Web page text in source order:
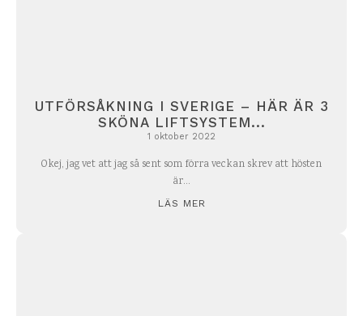
UTFÖRSÅKNING I SVERIGE – HÄR ÄR 3
SKÖNA LIFTSYSTEM...
1 oktober 2022
Okej, jag vet att jag så sent som förra veckan skrev att hösten
är...
LÄS MER